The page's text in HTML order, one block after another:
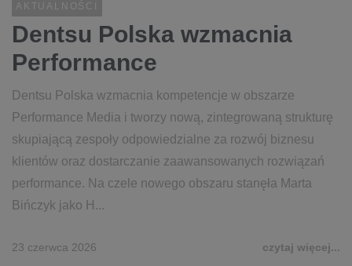
AKTUALNOŚCI
Dentsu Polska wzmacnia
Performance
Dentsu Polska wzmacnia kompetencje w obszarze
Performance Media i tworzy nową, zintegrowaną strukturę
skupiającą zespoły odpowiedzialne za rozwój biznesu
klientów oraz dostarczanie zaawansowanych rozwiązań
performance. Na czele nowego obszaru stanęła Marta
Bińczyk jako H...
23 czerwca 2026 czytaj więcej...